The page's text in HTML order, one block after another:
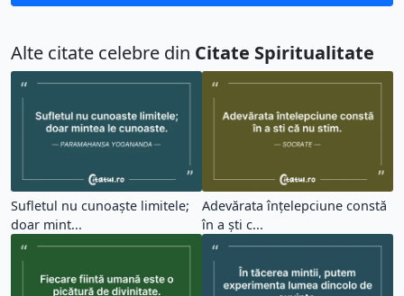
Alte citate celebre din Citate Spiritualitate
Sufletul nu cunoaște limitele;
doar mint...
Adevărata înțelepciune constă
în a ști c...